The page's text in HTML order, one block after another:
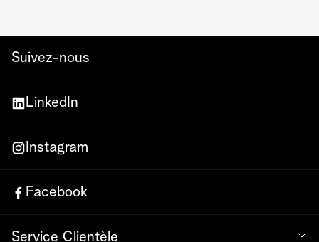
Suivez-nous
LinkedIn
Instagram
Facebook
Service Clientèle